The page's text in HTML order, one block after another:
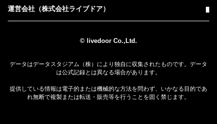
運営会社（株式会社ライブドア）
© livedoor Co.,Ltd.
データはデータスタジアム（株）により独自に収集されたものです。データ
は公式記録とは異なる場合があります。
提供している情報は電子的または機械的な方法を問わず、いかなる目的であ
れ無断で複製または転送・販売等を行うことを固く禁じます。